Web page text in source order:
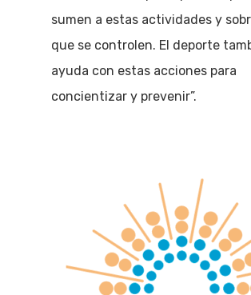
sumen a estas actividades y
que se controlen. El deporte
ayuda con estas acciones para
concientizar y prevenir”.